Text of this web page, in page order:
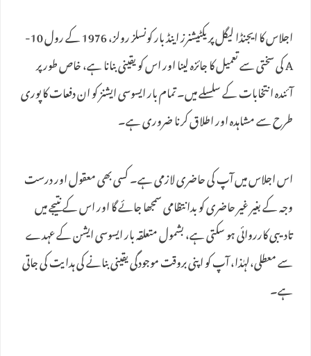
اجلاس کا ایجنڈا لیگل پریکٹیشنرز اینڈ بار کونسلز رولز، 1976 کے رول 10-
A کی سختی سے تعمیل کا جائزہ لینا اور اس کو یقینی بنانا ہے، خاص طور پر
آئندہ انتخابات کے سلسلے میں۔ تمام بار ایسوسی ایشنز کو ان دفعات کا پوری
طرح سے مشاہدہ اور اطلاق کرنا ضروری ہے۔
اس اجلاس میں آپ کی حاضری لازمی ہے۔ کسی بھی معقول اور درست
وجہ کے بغیر غیر حاضری کو بدانتظامی سمجھا جائے گا اور اس کے نتیجے میں
تادیبی کارروائی ہو سکتی ہے، بشمول متعلقہ بار ایسوسی ایشن کے عہدے
سے معطلی،لہٰذا، آپ کو اپنی بروقت موجودگی یقینی بنانے کی ہدایت کی جاتی
ہے۔